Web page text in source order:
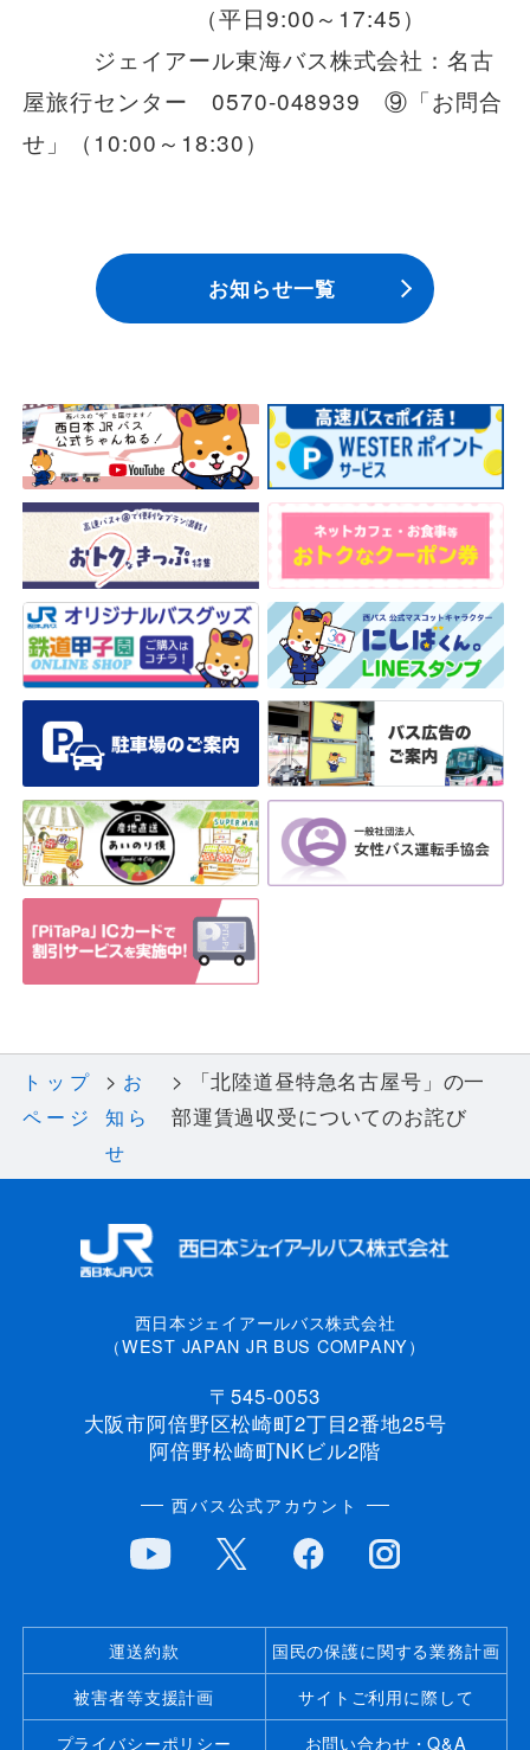
（平日9:00～17:45）
ジェイアール東海バス株式会社：名古
屋旅行センター 0570‐048939 ⑨「お問合
せ」（10:00～18:30）
お知らせ一覧
トップ
ページ
お
知ら
せ
「北陸道昼特急名古屋号」の一
部運賃過収受についてのお詫び
西日本ジェイアールバス株式会社
（WEST JAPAN JR BUS COMPANY）
〒545-0053
大阪市阿倍野区松崎町2丁目2番地25号
阿倍野松崎町NKビル2階
西バス公式アカウント
運送約款
国民の保護に関する業務計画
被害者等支援計画
サイトご利用に際して
プライバシーポリシー
お問い合わせ・Q&A